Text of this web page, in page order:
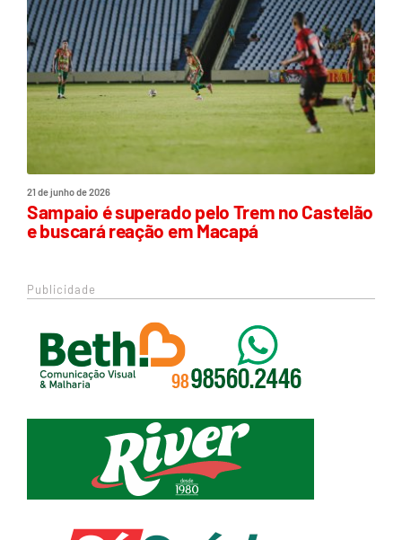
21 de junho de 2026
Sampaio é superado pelo Trem no Castelão
e buscará reação em Macapá
Publicidade